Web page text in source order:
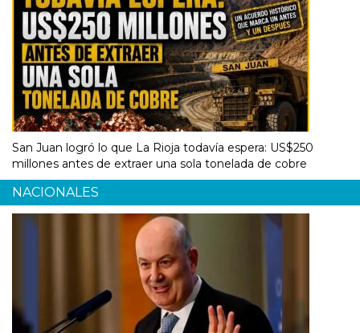
San Juan logró lo que La Rioja todavía espera: US$250
millones antes de extraer una sola tonelada de cobre
NACIONALES